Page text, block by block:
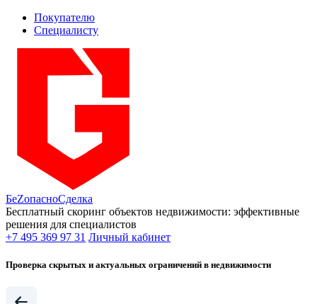
Покупателю
Специалисту
БеZопасноСделка
Бесплатный скоринг объектов недвижимости: эффективные
решения для специалистов
+7 495 369 97 31 Личный кабинет
Проверка скрытых и актуальных ограничений в недвижимости